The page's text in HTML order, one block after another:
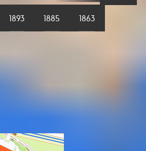
1893 1885 1863